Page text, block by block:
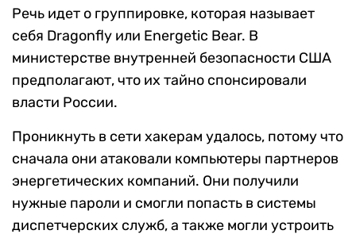
Речь идет о группировке, которая называет
себя Dragonfly или Energetic Bear. В
министерстве внутренней безопасности США
предполагают, что их тайно спонсировали
власти России.
Проникнуть в сети хакерам удалось, потому что
сначала они атаковали компьютеры партнеров
энергетических компаний. Они получили
нужные пароли и смогли попасть в системы
диспетчерских служб, а также могли устроить